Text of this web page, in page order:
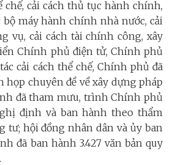
chế, cải cách thủ tục hành chính,
bộ máy hành chính nhà nước, cải
vụ, cải cách tài chính công, xây
Chính phủ điện tử, Chính phủ
cải cách thể chế, Chính phủ đã
họp chuyên đề về xây dựng pháp
đã tham mưu, trình Chính phủ
định và ban hành theo thẩm
tư; hội đồng nhân dân và ủy ban
đã ban hành 3.427 văn bản quy